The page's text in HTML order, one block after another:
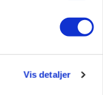
Vis detaljer